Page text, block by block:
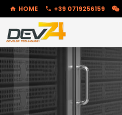
HOME +39 0719256159